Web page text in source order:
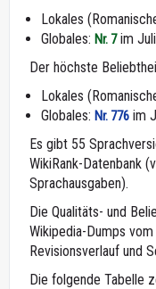
Lokales
Globales: Nr. 7im
Der höchste
Lokales
Globales: Nr. 776 im
Es gibt 55
WikiRank-Datenbank
Sprachausgaben).
Die Qualitäts- und
Wikipedia-Dumps
Revisionsverlauf und
Die folgende Tabelle